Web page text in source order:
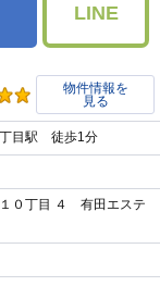
LINE
物件情報を
見る
丁目駅 徒歩1分
０丁目 ４ 有田エステ